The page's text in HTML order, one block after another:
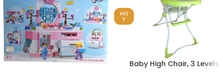
HO
T
Baby High Chair, 3 Levels,